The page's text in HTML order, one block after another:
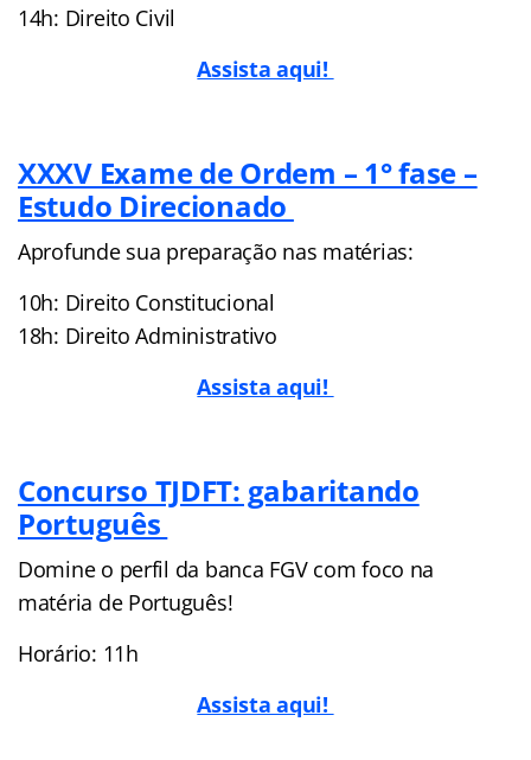
14h: Direito Civil
Assista aqui!
XXXV Exame de Ordem – 1° fase –
Estudo Direcionado
Aprofunde sua preparação nas matérias:
10h: Direito Constitucional
18h: Direito Administrativo
Assista aqui!
Concurso TJDFT: gabaritando
Português
Domine o perfil da banca FGV com foco na
matéria de Português!
Horário: 11h
Assista aqui!